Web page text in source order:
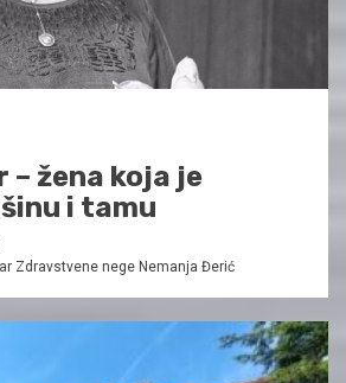
– žena koja je
i tamu
Zdravstvene nege Nemanja Đerić